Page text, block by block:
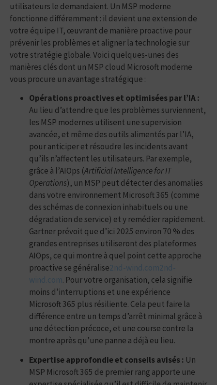
utilisateurs le demandaient. Un MSP moderne
fonctionne différemment : il devient une extension de
votre équipe IT, œuvrant de manière proactive pour
prévenir les problèmes et aligner la technologie sur
votre stratégie globale. Voici quelques-unes des
manières clés dont un MSP cloud Microsoft moderne
vous procure un avantage stratégique :
Opérations proactives et optimisées par l’IA :
Au lieu d’attendre que les problèmes surviennent,
les MSP modernes utilisent une supervision
avancée, et même des outils alimentés par l’IA,
pour anticiper et résoudre les incidents avant
qu’ils n’affectent les utilisateurs. Par exemple,
grâce à l’AIOps (Artificial Intelligence for IT
Operations), un MSP peut détecter des anomalies
dans votre environnement Microsoft 365 (comme
des schémas de connexion inhabituels ou une
dégradation de service) et y remédier rapidement.
Gartner prévoit que d’ici 2025 environ 70 % des
grandes entreprises utiliseront des plateformes
AIOps, ce qui montre à quel point cette approche
proactive se généralise2nd-wind.com2nd-
wind.com. Pour votre organisation, cela signifie
moins d’interruptions et une expérience
Microsoft 365 plus résiliente. Cela peut faire la
différence entre un temps d’arrêt minimal grâce à
une détection précoce, et une course contre la
montre après qu’une panne a déjà eu lieu.
Expertise approfondie et conseils avisés : Un
MSP Microsoft 365 de premier rang apporte une